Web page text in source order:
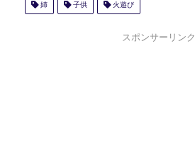
姉 子供 火遊び
スポンサーリンク